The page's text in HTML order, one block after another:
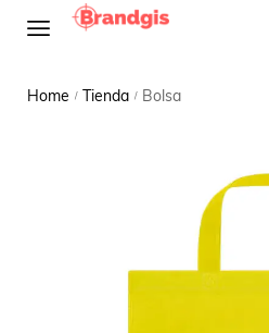
Home / Tienda / Bolsa